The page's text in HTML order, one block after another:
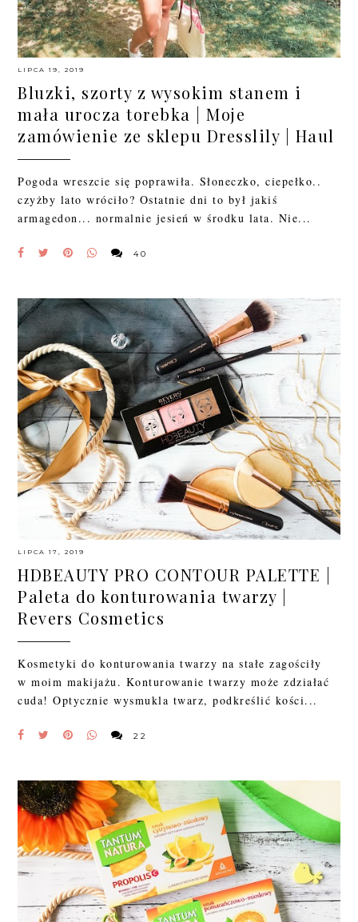
LIPCA 19, 2019
Bluzki, szorty z wysokim stanem i
mała urocza torebka | Moje
zamówienie ze sklepu Dresslily | Haul
Pogoda wreszcie się poprawiła. Słoneczko, ciepełko..
czyżby lato wróciło? Ostatnie dni to był jakiś
armagedon... normalnie jesień w środku lata. Nie...
40
LIPCA 17, 2019
HDBEAUTY PRO CONTOUR PALETTE |
Paleta do konturowania twarzy |
Revers Cosmetics
Kosmetyki do konturowania twarzy na stałe zagościły
w moim makijażu. Konturowanie twarzy może zdziałać
cuda! Optycznie wysmukla twarz, podkreślić kości...
22